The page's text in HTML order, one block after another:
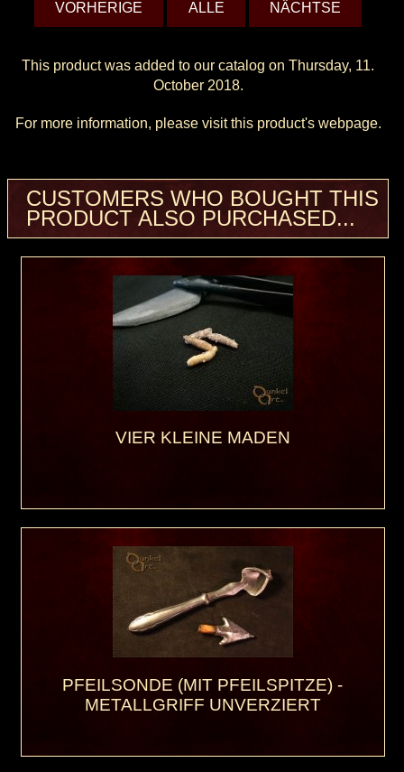
VORHERIGE ALLE NÄCHTSE
This product was added to our catalog on Thursday, 11.
October 2018.
For more information, please visit this product's webpage.
CUSTOMERS WHO BOUGHT THIS
PRODUCT ALSO PURCHASED...
VIER KLEINE MADEN
PFEILSONDE (MIT PFEILSPITZE) -
METALLGRIFF UNVERZIERT